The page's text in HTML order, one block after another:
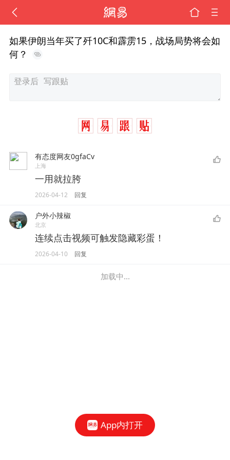
如果伊朗当年买了歼10C和霹雳15，战场局势将会如
何？
有态度网友0gfaCv
上海
一用就拉胯
2026-04-12 回复
户外小辣椒
北京
连续点击视频可触发隐藏彩蛋！
2026-04-10 回复
加载中...
App内打开